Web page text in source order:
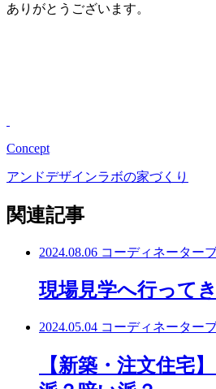
ありがとうございます。
Concept
アンドデザインラボの家づくり
関連記事
2024.08.06 コーディネーター
現場見学へ行って
2024.05.04 コーディネーター
【新築・注文住宅